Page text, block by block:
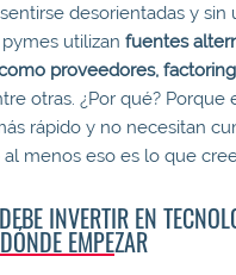
desorientadas y sin
utilizan fuentes
proveedores,
otras. ¿Por qué? Porque
rápido y no necesitan
al menos eso es lo que
INVERTIR EN
EMPEZAR